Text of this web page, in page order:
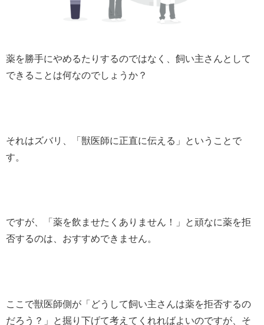
薬を勝手にやめるたりするのではなく、飼い主さんとして
できることは何なのでしょうか？
それはズバリ、「獣医師に正直に伝える」ということで
す。
ですが、「薬を飲ませたくありません！」と頑なに薬を拒
否するのは、おすすめできません。
ここで獣医師側が「どうして飼い主さんは薬を拒否するの
だろう？」と掘り下げて考えてくれればよいのですが、そ